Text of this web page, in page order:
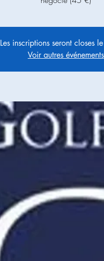
Les inscriptions seront closes
Voir autres événements